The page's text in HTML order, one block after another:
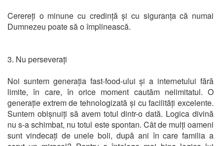
Cerereți o minune cu credință și cu siguranța că numai
Dumnezeu poate să o împlinească.
3. Nu perseverați
Noi suntem generația fast-food-ului și a internetului fără
limite, în care, în orice moment cautăm nelimitatul. O
generație extrem de tehnologizată și cu facilități excelente.
Suntem obișnuiți să avem totul dintr-o dată. Logica divină
nu s-a schimbat, nu totul este spontan. Cât de mulți oameni
sunt vindecați de unele boli, după ani în care familia a